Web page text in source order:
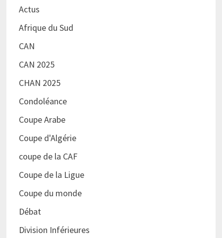
Actus
Afrique du Sud
CAN
CAN 2025
CHAN 2025
Condoléance
Coupe Arabe
Coupe d'Algérie
coupe de la CAF
Coupe de la Ligue
Coupe du monde
Débat
Division Inférieures